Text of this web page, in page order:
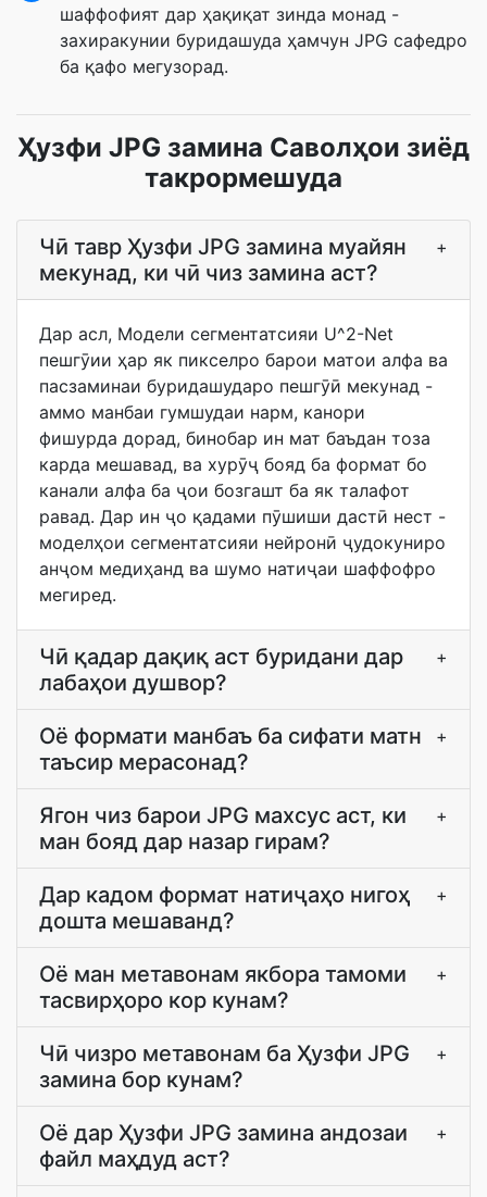
шаффофият дар ҳақиқат зинда монад -
захиракунии буридашуда ҳамчун JPG сафедро
ба қафо мегузорад.
Ҳузфи JPG замина Саволҳои зиёд
такрормешуда
Чӣ тавр Ҳузфи JPG замина муайян
мекунад, ки чӣ чиз замина аст?
+
Дар асл, Модели сегментатсияи U^2-Net
пешгӯии ҳар як пикселро барои матои алфа ва
пасзаминаи буридашударо пешгӯӣ мекунад -
аммо манбаи гумшудаи нарм, канори
фишурда дорад, бинобар ин мат баъдан тоза
карда мешавад, ва хурӯҷ бояд ба формат бо
канали алфа ба ҷои бозгашт ба як талафот
равад. Дар ин ҷо қадами пӯшиши дастӣ нест -
моделҳои сегментатсияи нейронӣ ҷудокуниро
анҷом медиҳанд ва шумо натиҷаи шаффофро
мегиред.
Чӣ қадар дақиқ аст буридани дар
лабаҳои душвор?
+
Оё формати манбаъ ба сифати матн
таъсир мерасонад?
+
Ягон чиз барои JPG махсус аст, ки
ман бояд дар назар гирам?
+
Дар кадом формат натиҷаҳо нигоҳ
дошта мешаванд?
+
Оё ман метавонам якбора тамоми
тасвирҳоро кор кунам?
+
Чӣ чизро метавонам ба Ҳузфи JPG
замина бор кунам?
+
Оё дар Ҳузфи JPG замина андозаи
файл маҳдуд аст?
+